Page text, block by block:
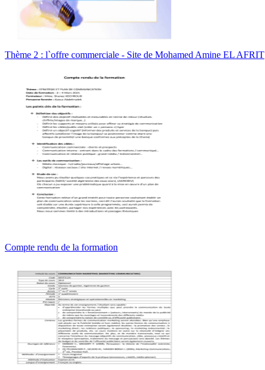
Thème 2 : l`offre commerciale - Site de Mohamed Amine EL AFRIT
Compte rendu de la formation